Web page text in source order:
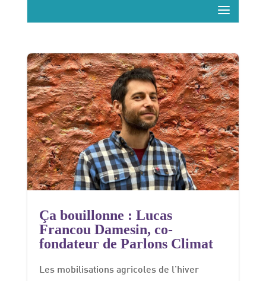
Ça bouillonne : Lucas
Francou Damesin, co-
fondateur de Parlons Climat
Les mobilisations agricoles de l'hiver